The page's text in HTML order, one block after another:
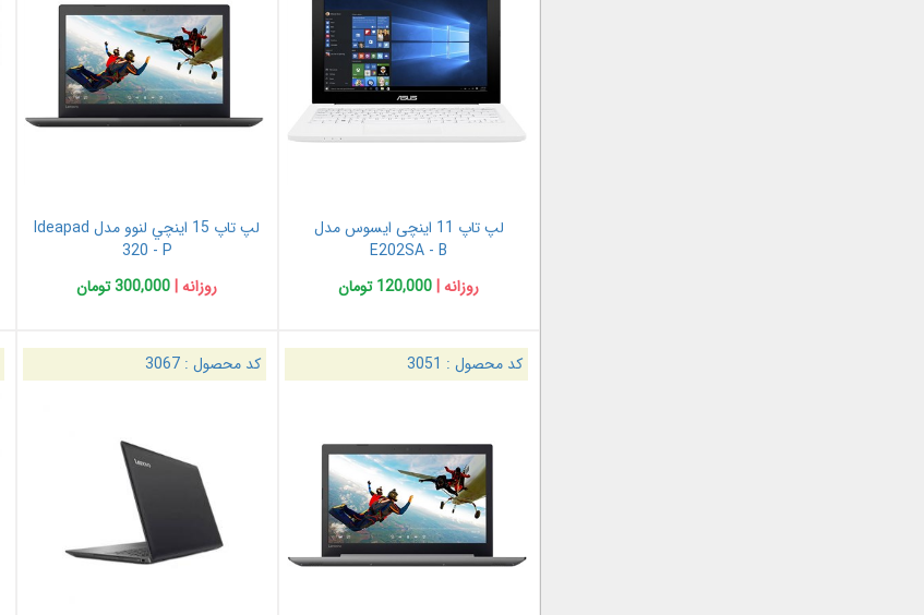
لپ تاپ 11 اینچی ایسوس مدل
E202SA - B
روزانه | 120,000 تومان
لپ تاپ 15 اينچي لنوو مدل Ideapad
320 - P
روزانه | 300,000 تومان
کد محصول : 3051 کد محصول :3067